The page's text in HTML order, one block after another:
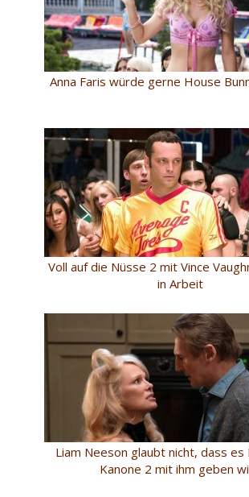
Anna Faris würde gerne House
Voll auf die Nüsse 2 mit Vince
in Arbeit
Liam Neeson glaubt nicht, dass es
Kanone 2 mit ihm geben